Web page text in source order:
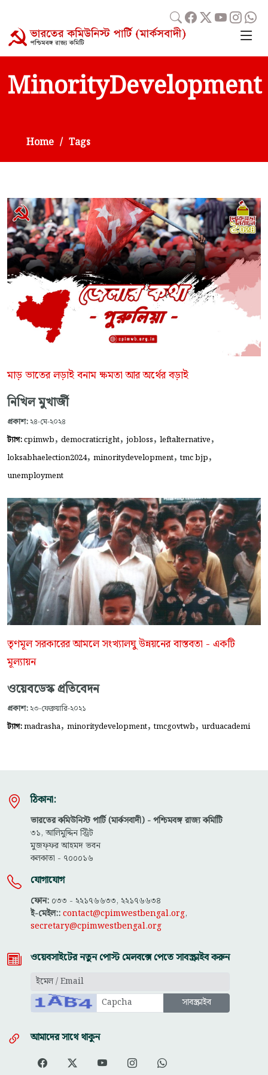
MinorityDevelopment
Home Tags
মাড় ভাতের লড়াই বনাম ক্ষমতা আর অর্থের বড়াই
নিখিল মুখার্জী
প্রকাশ: ২৪-মে-২০২৪
ট্যাগ:cpimwb, democraticright, jobloss, leftalternative,
loksabhaelection2024, minoritydevelopment,tmc bjp,
unemployment
তৃণমূল সরকারের আমলে সংখ্যালঘু উন্নয়নের বাস্তবতা - একটি
মূল্যায়ন
ওয়েবডেস্ক প্রতিবেদন
প্রকাশ: ২৩-ফেব্রুয়ারি-২০২১
ট্যাগ:madrasha, minoritydevelopment,tmcgovtwb, urduacademi
ঠিকানা:
ভারতের কমিউনিস্ট পার্টি (মার্কসবাদী) - পশ্চিমবঙ্গ রাজ্য কমিটিি
৩১, আলিমুদ্দিন স্ট্রিট
মুজফ্ফ‌র আহমদ ভবন
কলকাতা - ৭০০০১৬
যোগাযোগ
ফোন: ০৩৩ - ২২১৭৬৬৩৩, ২২১৭৬৬৩৪
ই-মেইল::contact@cpimwestbengal.org,
secretary@cpimwestbengal.org
ওয়েবসাইটের নতুন পোস্ট মেলবক্সে পেতে সাবস্ক্রাইব করুন
আমাদের সাথে থাকুন